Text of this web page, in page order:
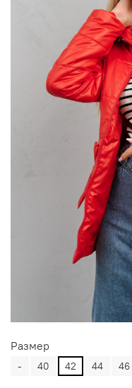
Размер
- 40 42 44 46